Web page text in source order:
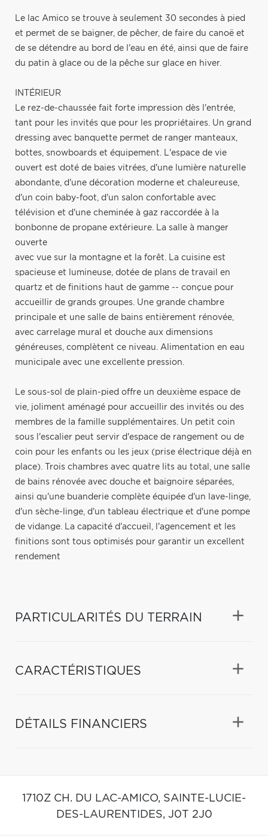
Le lac Amico se trouve à seulement 30 secondes à pied
et permet de se baigner, de pêcher, de faire du canoë et
de se détendre au bord de l'eau en été, ainsi que de faire
du patin à glace ou de la pêche sur glace en hiver.
INTÉRIEUR
Le rez-de-chaussée fait forte impression dès l'entrée,
tant pour les invités que pour les propriétaires. Un grand
dressing avec banquette permet de ranger manteaux,
bottes, snowboards et équipement. L'espace de vie
ouvert est doté de baies vitrées, d'une lumière naturelle
abondante, d'une décoration moderne et chaleureuse,
d'un coin baby-foot, d'un salon confortable avec
télévision et d'une cheminée à gaz raccordée à la
bonbonne de propane extérieure. La salle à manger
ouverte
avec vue sur la montagne et la forêt. La cuisine est
spacieuse et lumineuse, dotée de plans de travail en
quartz et de finitions haut de gamme -- conçue pour
accueillir de grands groupes. Une grande chambre
principale et une salle de bains entièrement rénovée,
avec carrelage mural et douche aux dimensions
généreuses, complètent ce niveau. Alimentation en eau
municipale avec une excellente pression.
Le sous-sol de plain-pied offre un deuxième espace de
vie, joliment aménagé pour accueillir des invités ou des
membres de la famille supplémentaires. Un petit coin
sous l'escalier peut servir d'espace de rangement ou de
coin pour les enfants ou les jeux (prise électrique déjà en
place). Trois chambres avec quatre lits au total, une salle
de bains rénovée avec douche et baignoire séparées,
ainsi qu'une buanderie complète équipée d'un lave-linge,
d'un sèche-linge, d'un tableau électrique et d'une pompe
de vidange. La capacité d'accueil, l'agencement et les
finitions sont tous optimisés pour garantir un excellent
rendement
PARTICULARITÉS DU TERRAIN
CARACTÉRISTIQUES
DÉTAILS FINANCIERS
1710Z CH. DU LAC-AMICO, SAINTE-LUCIE-
DES-LAURENTIDES, J0T 2J0